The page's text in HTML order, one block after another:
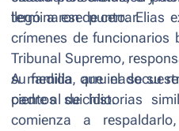
terminaron de cerrar.
llegó a ese punto. Elias
crímenes de funcionarios
Tribunal Supremo,
su familia, arruinado su
padre al suicidio.
A medida que el
cientos de historias
comienza a